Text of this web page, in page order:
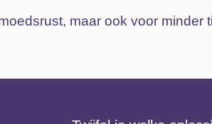
, maar ook voor minder